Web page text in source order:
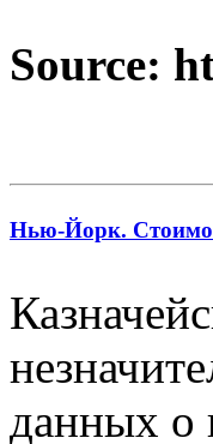
Source:
Нью-Йорк.
данных о